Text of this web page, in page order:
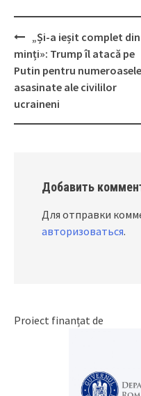
Post
navigation
„Și-a ieșit complet din
minți»: Trump îl atacă pe
Putin pentru numeroasele
asasinate ale civililor
ucraineni
Добавить
Для отправки
авторизоваться.
Proiect finanțat de